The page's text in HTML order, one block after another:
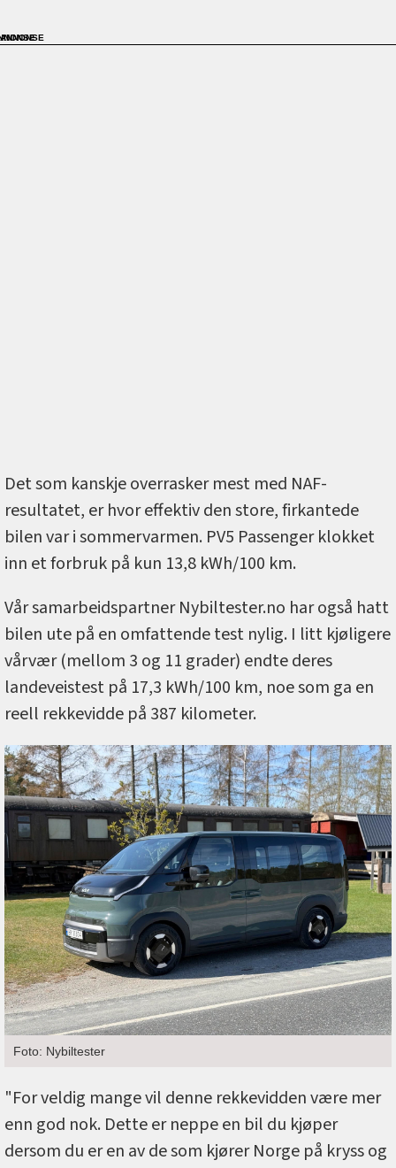
Det som kanskje overrasker mest med NAF-
resultatet, er hvor effektiv den store, firkantede
bilen var i sommervarmen. PV5 Passenger klokket
inn et forbruk på kun 13,8 kWh/100 km.
Vår samarbeidspartner Nybiltester.no har også hatt
bilen ute på en omfattende test nylig. I litt kjøligere
vårvær (mellom 3 og 11 grader) endte deres
landeveistest på 17,3 kWh/100 km, noe som ga en
reell rekkevidde på 387 kilometer.
Foto: Nybiltester
"For veldig mange vil denne rekkevidden være mer
enn god nok. Dette er neppe en bil du kjøper
dersom du er en av de som kjører Norge på kryss og